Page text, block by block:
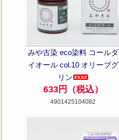
みや古染 eco染料 コールダ
イオール col.10 オリーブグ
リン
633円（税込）
4901425104082